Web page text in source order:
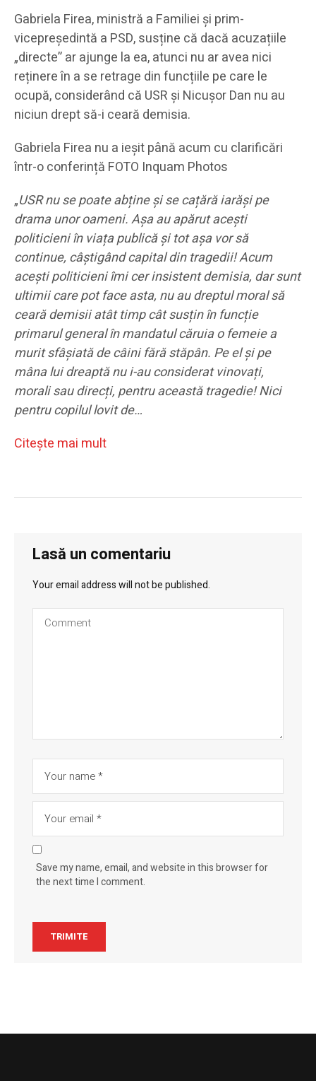
Gabriela Firea, ministră a Familiei și prim-
vicepreședintă a PSD, susține că dacă acuzațiile
„directe” ar ajunge la ea, atunci nu ar avea nici
reținere în a se retrage din funcțiile pe care le
ocupă, considerând că USR și Nicușor Dan nu au
niciun drept să-i ceară demisia.
Gabriela Firea nu a ieșit până acum cu clarificări
într-o conferință FOTO Inquam Photos
„USR nu se poate abține și se cațără iarăși pe
drama unor oameni. Așa au apărut acești
politicieni în viața publică și tot așa vor să
continue, câștigând capital din tragedii! Acum
acești politicieni îmi cer insistent demisia, dar sunt
ultimii care pot face asta, nu au dreptul moral să
ceară demisii atât timp cât susțin în funcție
primarul general în mandatul căruia o femeie a
murit sfâșiată de câini fără stăpân. Pe el și pe
mâna lui dreaptă nu i-au considerat vinovați,
morali sau direcți, pentru această tragedie! Nici
pentru copilul lovit de…
Citeşte mai mult
Lasă un comentariu
Your email address will not be published.
Save my name, email, and website in this browser for
the next time I comment.